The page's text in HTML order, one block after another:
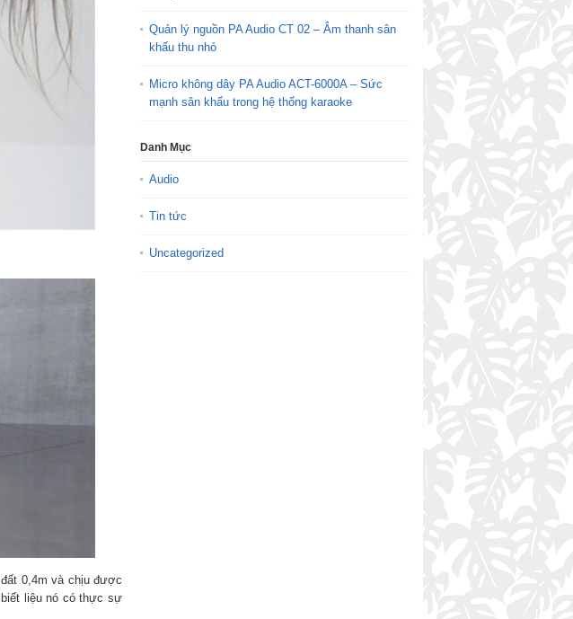
0,4m và chịu được
liệu nó có thực sự
Quản lý nguồn PA Audio CT 02 – Âm thanh sân
khấu thu nhỏ
Micro không dây PA Audio ACT-6000A – Sức
mạnh sân khấu trong hệ thống karaoke
Danh Mục
Audio
Tin tức
Uncategorized